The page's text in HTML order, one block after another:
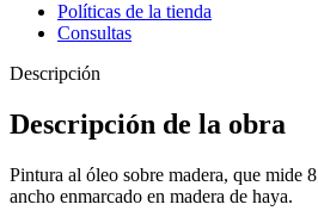
Políticas de la tienda
Consultas
Descripción
Descripción de la obra
Pintura al óleo sobre madera, que mide
ancho enmarcado en madera de haya.